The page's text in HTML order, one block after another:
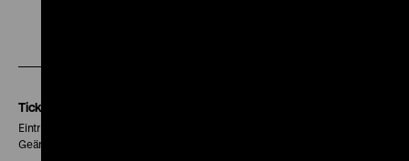
Tickets
Eintritt 5 €
Geänderte Preise sind im Programm vermerkt.